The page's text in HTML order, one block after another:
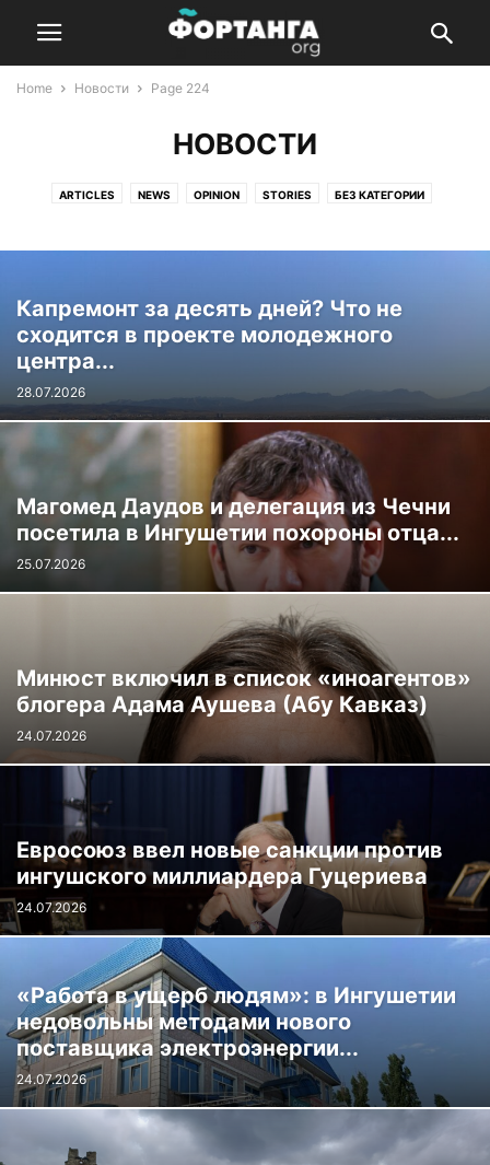
Home Новости Page 224
НОВОСТИ
ARTICLES NEWS OPINION STORIES БЕЗ КАТЕГОРИИ
Капремонт за десять дней? Что не
сходится в проекте молодежного
центра...
28.07.2026
Магомед Даудов и делегация из Чечни
посетила в Ингушетии похороны отца...
25.07.2026
Минюст включил в список «иноагентов»
блогера Адама Аушева (Абу Кавказ)
24.07.2026
Евросоюз ввел новые санкции против
ингушского миллиардера Гуцериева
24.07.2026
«Работа в ущерб людям»: в Ингушетии
недовольны методами нового
поставщика электроэнергии...
24.07.2026